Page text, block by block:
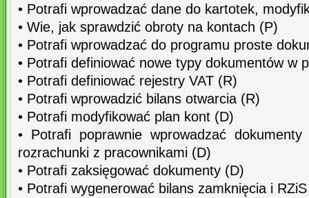
• Potrafi wprowadzać dane do kartotek,
• Wie, jak sprawdzić obroty na kontach (P)
• Potrafi wprowadzać do programu proste
• Potrafi definiować nowe typy dokumentów w
• Potrafi definiować rejestry VAT (R)
• Potrafi wprowadzić bilans otwarcia (R)
• Potrafi modyfikować plan kont (D)
• Potrafi poprawnie wprowadzać
rozrachunki z pracownikami (D)
• Potrafi zaksięgować dokumenty (D)
• Potrafi wygenerować bilans zamknięcia i